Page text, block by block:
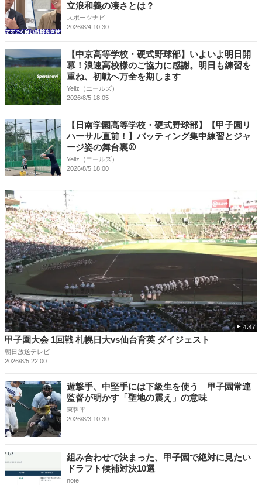
立浪和義の凄さとは？
スポーツナビ
2026/8/4 10:30
【中京高等学校・硬式野球部】いよいよ明日開
幕！浪速高校様のご協力に感謝。明日も練習を
重ね、初戦へ万全を期します
Yellz（エールズ）
2026/8/5 18:05
【日南学園高等学校・硬式野球部】【甲子園リ
ハーサル直前！】バッティング集中練習とジャ
ージ姿の舞台裏⚾️
Yellz（エールズ）
2026/8/5 18:00
4:47
甲子園大会 1回戦 札幌日大vs仙台育英 ダイジェスト
朝日放送テレビ
2026/8/5 22:00
遊撃手、中堅手には下級生を使う 甲子園常連
監督が明かす「聖地の震え」の意味
東哲平
2026/8/3 10:30
組み合わせで決まった、甲子園で絶対に見たい
ドラフト候補対決10選
note